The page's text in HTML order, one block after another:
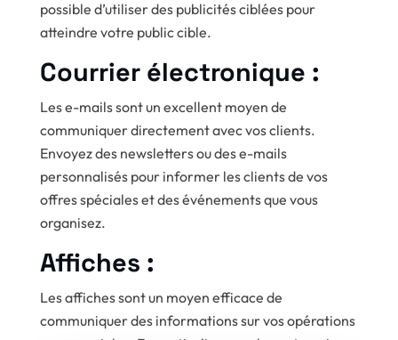
possible d’utiliser des publicités ciblées pour
atteindre votre public cible.
Courrier électronique :
Les e-mails sont un excellent moyen de
communiquer directement avec vos clients.
Envoyez des newsletters ou des e-mails
personnalisés pour informer les clients de vos
offres spéciales et des événements que vous
organisez.
Affiches :
Les affiches sont un moyen efficace de
communiquer des informations sur vos opérations